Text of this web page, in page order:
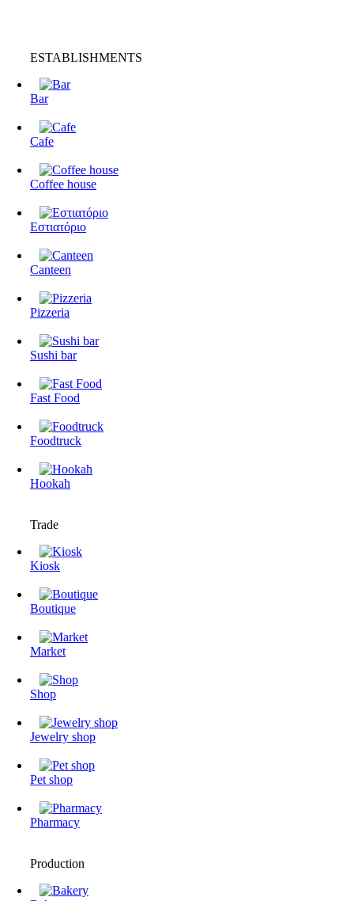
ESTABLISHMENTS
Bar
Cafe
Coffee house
Εστιατόριο
Canteen
Pizzeria
Sushi bar
Fast Food
Foodtruck
Hookah
Trade
Kiosk
Boutique
Market
Shop
Jewelry shop
Pet shop
Pharmacy
Production